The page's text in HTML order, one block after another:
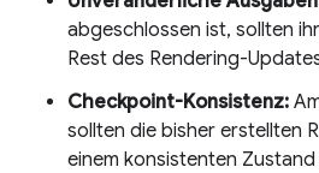
abgeschlossen ist, sollten
Rest des Rendering-
Checkpoint-Konsistenz:
sollten die bisher erstellten
einem konsistenten Zustand